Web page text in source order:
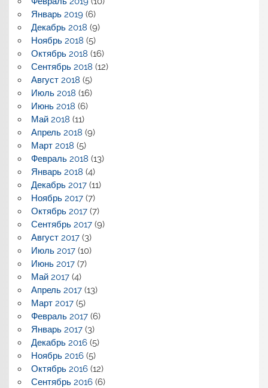
Январь 2019(6)
Декабрь 2018 (9)
Ноябрь 2018 (5)
Октябрь 2018 (16)
Сентябрь 2018 (12)
Август 2018 (5)
Июль 2018 (16)
Июнь 2018 (6)
Май 2018 (11)
Апрель 2018 (9)
Март 2018 (5)
Февраль 2018 (13)
Январь 2018 (4)
Декабрь 2017(11)
Ноябрь 2017(7)
Октябрь 2017(7)
Сентябрь 2017(9)
Август 2017(3)
Июль 2017(10)
Июнь 2017(7)
Май 2017(4)
Апрель 2017(13)
Март 2017(5)
Февраль 2017(6)
Январь 2017(3)
Декабрь 2016(5)
Ноябрь 2016(5)
Октябрь 2016(12)
Сентябрь 2016(6)